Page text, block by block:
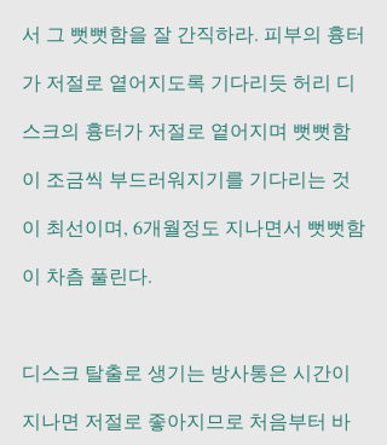
서 그 뻣뻣함을 잘 간직하라. 피부의 흉터
가 저절로 옅어지도록 기다리듯 허리 디
스크의 흉터가 저절로 옅어지며 뻣뻣함
이 조금씩 부드러워지기를 기다리는 것
이 최선이며, 6개월정도 지나면서 뻣뻣함
이 차츰 풀린다.
디스크 탈출로 생기는 방사통은 시간이
지나면 저절로 좋아지므로 처음부터 바